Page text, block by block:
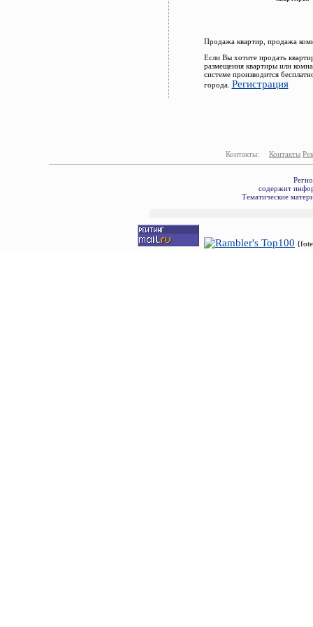
Продажа квартир, продажа
Если Вы хотите продать
размещения квартиры или
системе производится
города. Регистрация
Контакты: Контакты
содержит
Тематические